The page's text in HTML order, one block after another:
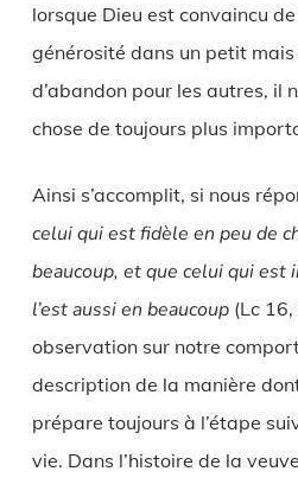
lorsque Dieu est convaincu
générosité dans un petit
d’abandon pour les autres, il
chose de toujours plus
Ainsi s’accomplit, si nous
celui qui est fidèle en peu de
beaucoup, et que celui qui est
l’est aussi en beaucoup(Lc 16,
observation sur notre
description de la manière
prépare toujours à l’étape
vie. Dans l’histoire de la